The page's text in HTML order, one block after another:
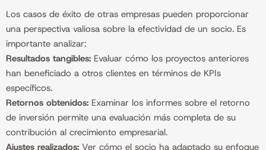
Los casos de éxito de otras empresas pueden proporcionar
una perspectiva valiosa sobre la efectividad de un socio. Es
importante analizar:
Resultados tangibles: Evaluar cómo los proyectos anteriores
han beneficiado a otros clientes en términos de KPIs
específicos.
Retornos obtenidos: Examinar los informes sobre el retorno
de inversión permite una evaluación más completa de su
contribución al crecimiento empresarial.
Ajustes realizados: Ver cómo el socio ha adaptado su enfoque